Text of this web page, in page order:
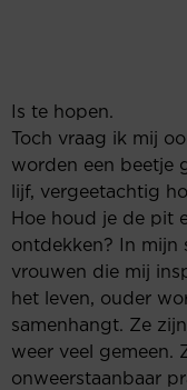
Is te hopen.
Toch vraag ik mij
worden een beetje
lijf, vergeetachtig
Hoe houd je de pit
ontdekken? In mijn
vrouwen die mij
het leven, ouder
samenhangt. Ze
weer veel gemeen.
onweerstaanbaar